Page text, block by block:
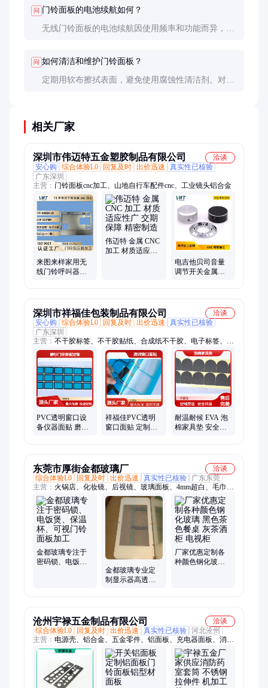
问 门铃面板的电池续航如何？
无线门铃面板的电池续航因使用频率和功能而异，普
3个月充电一次。
问 如何清洁和维护门铃面板？
定期用软布擦拭表面，避免使用腐蚀性清洁剂。对于
相关厂家
深圳市伟迈特五金塑胶制品有限公司
洽谈
安心购
综合体验L0 回复及时 出价迅速
真实性已核验
广东深圳
主营： 门铃面板cnc加工、山地自行车配件cnc、工业镜头铝合金
来图来样家用无
线门铃呼叫器外
伟迈特 金属 CNC
加工 材质适应性
电吉他贝司音量
调节开关金属旋
深圳市祥福佳包装制品有限公司
洽谈
安心购
综合体验L0 回复及时 出价迅速
真实性已核验
广东深圳
主营： 不干胶标签、不干胶贴纸、合成纸不干胶、电子标签、合
成纸不干胶贴纸、耐高温合成纸不干胶、食品级合成纸不干胶、
耐温合成纸不干胶标签、耐磨合成纸不干胶、物流标识合成纸不
干胶、定制合成纸不干胶、PP合成纸不干胶、防水耐撕电子标
签、自粘式压敏胶、环保电线标签、自粘式电线标签、易撕电线
标签、定制印刷电线标签、Logo定制贴纸、透明包装封口贴纸、
logo贴纸
PVC透明窗口设
备仪器面贴 磨砂
祥福佳PVC透明
窗口面贴 定制磨
耐温耐候 EVA 泡
棉家具垫 安全环
东莞市厚街金都玻璃厂
洽谈
综合体验L0
回复及时 出价迅速 真实性已核验
广东东莞
主营： 火锅店、化妆镜、后视镜、玻璃面板、4mm超白、毛巾
镜、电脑机箱、隔断玻璃、智能家居、定制设备、玻璃镀膜、丝
印玻璃、电子电器、彩色亮丽、电子玻璃、视窗玻璃、开关玻
璃、灯饰玻璃、反射丝印、ar手机盖板、手电筒玻璃、钢化超白
镜、百叶窗玻璃、摄像头镜片、手电筒灯具
金都玻璃专注于
密码锁、电饭
金都玻璃专业定
制显示器高透玻
厂家优惠定制各
种颜色钢化玻璃
沧州宇禄五金制品有限公司
洽谈
综合体验L0
回复及时 出价迅速 真实性已核验 河北沧州
主营： 电源壳、铝合金、五金零件、铝面板、充电器面板、消防
配件、五金配件、拉伸冲压、定制非标、铝外壳板、五金冲压
件、不锈钢外壳、冲压件定做、定做不锈钢、不锈钢制品、不锈
钢电源、充电器机箱、不锈钢拉伸、盒子不锈钢、铝板冲压件、
五金不锈钢、盖来图定制、不锈钢理疗盒、防爆扩音机壳、不锈